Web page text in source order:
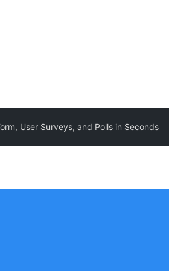
User Surveys, and Polls in Seconds